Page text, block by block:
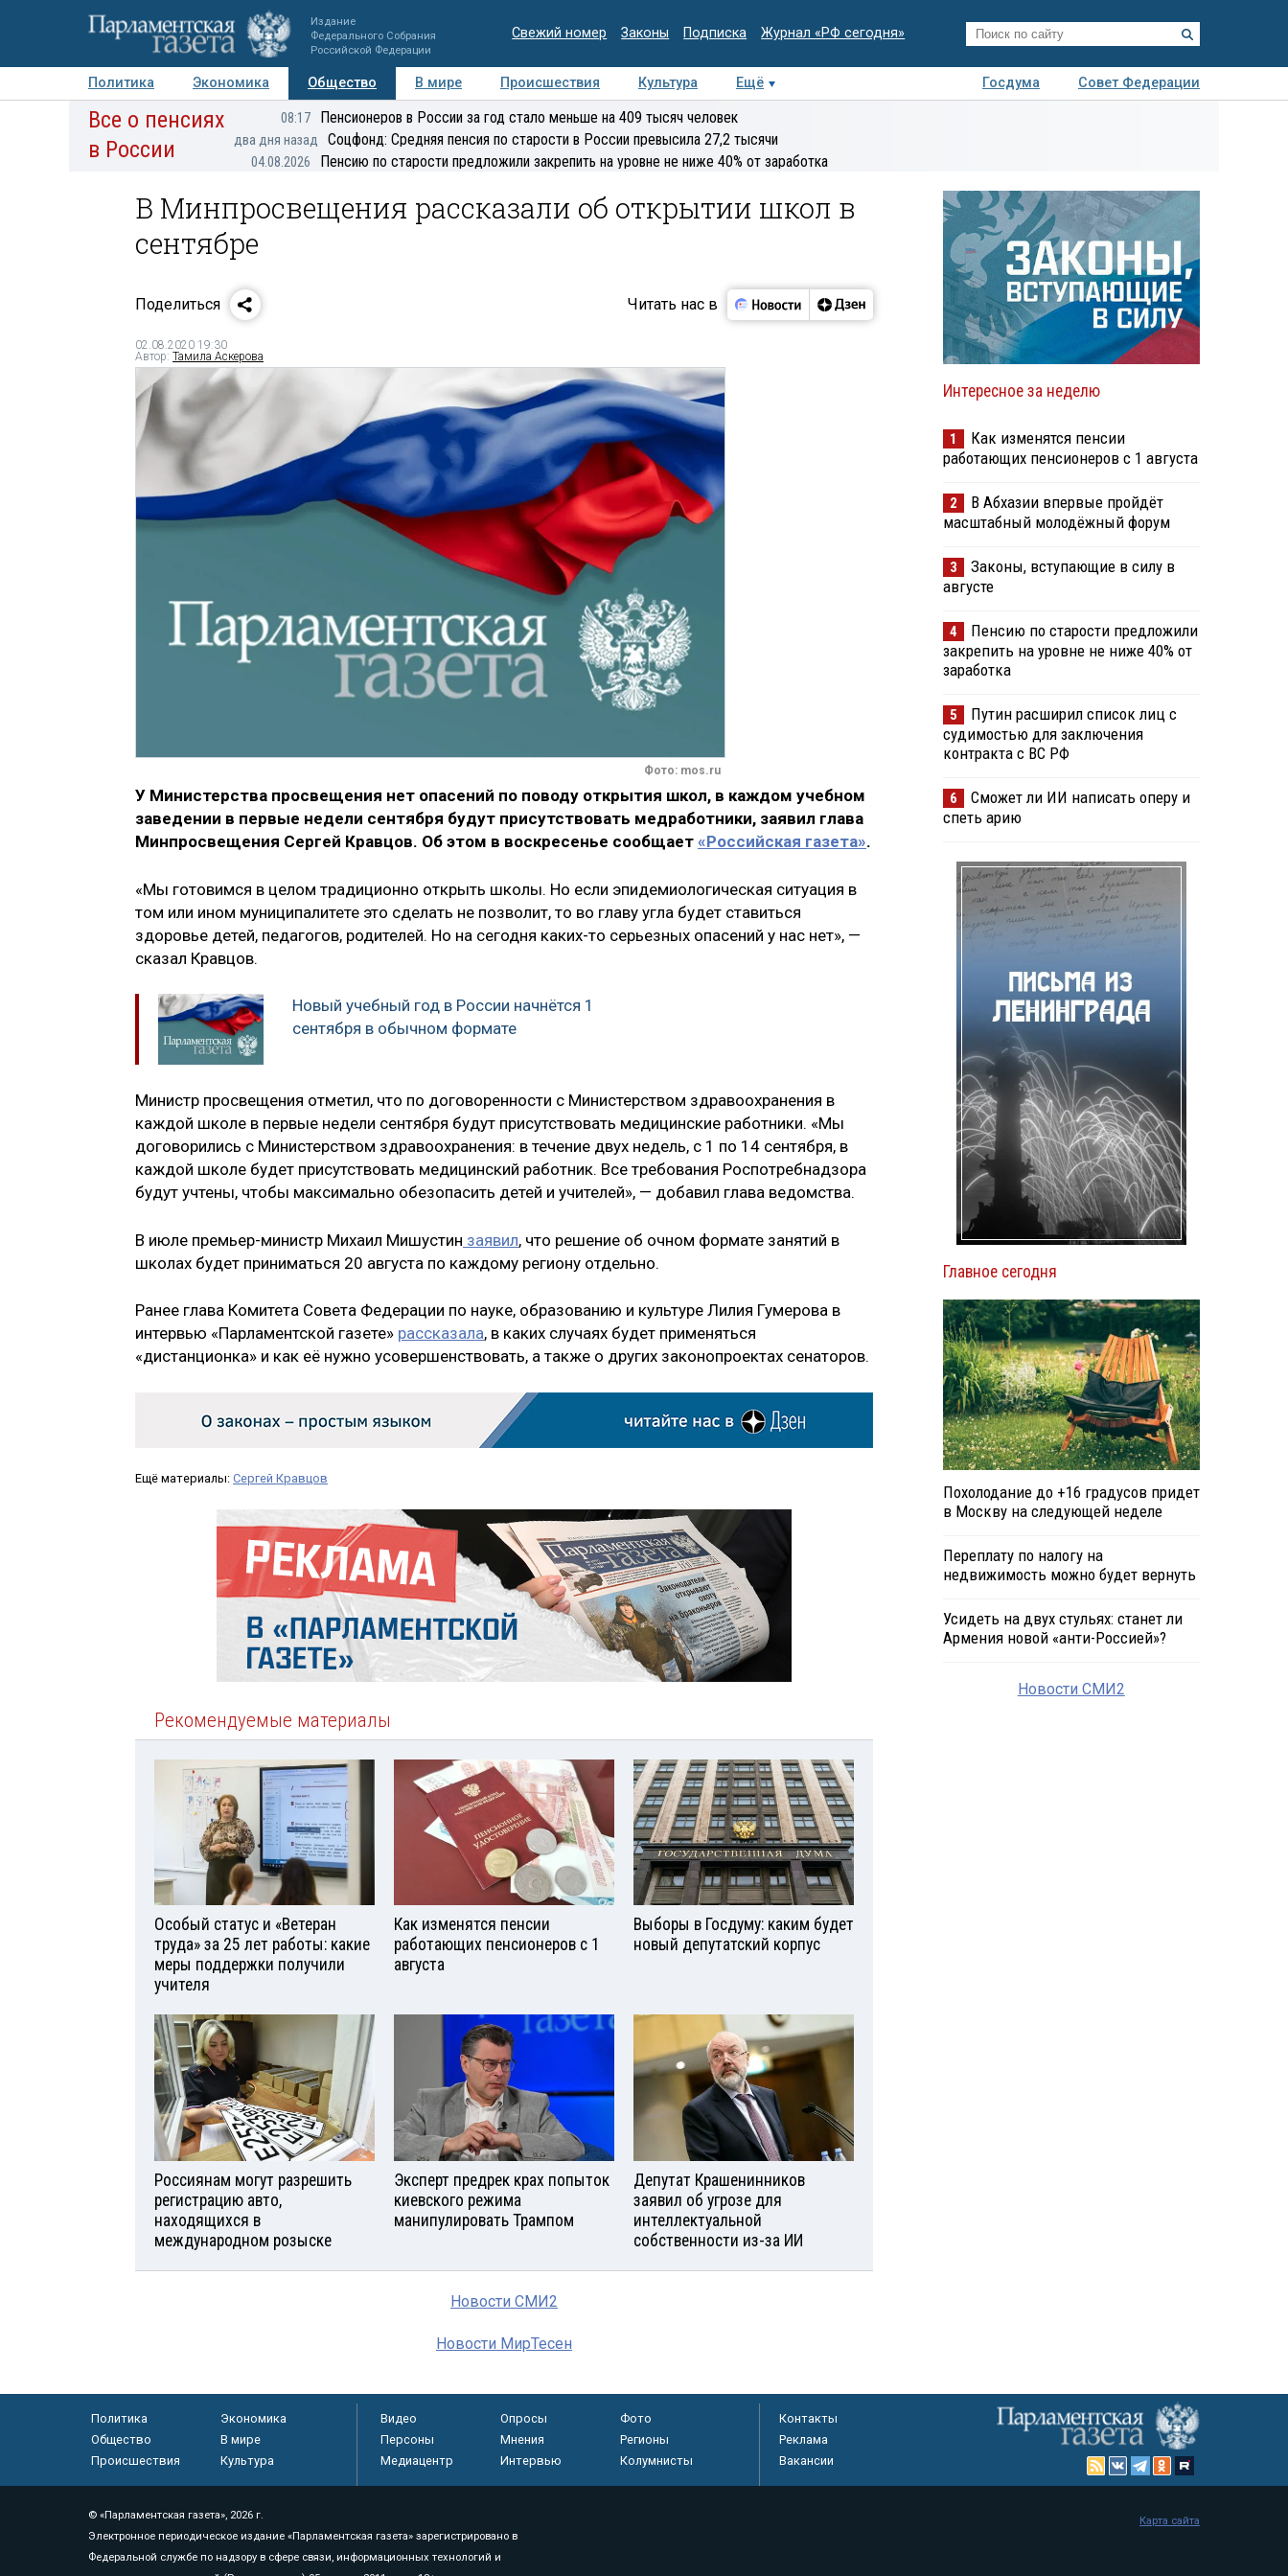
Издание
Федерального Собрания
Российской Федерации
Свежий номер Законы Подписка Журнал «РФ сегодня»
Политика Экономика Общество В мире Происшествия Культура Ещё Госдума
Совет Федерации
Авторы Персоны Мнения Регионы Медиацентр Интервью Колумнисты
Все о пенсиях
в России
08:17 Пенсионеров в России за год стало меньше на 409 тысяч человек
два дня назад Соцфонд: Средняя пенсия по старости в России превысила 27,2 тысячи
04.08.2026 Пенсию по старости предложили закрепить на уровне не ниже 40% от заработка
В Минпросвещения рассказали об открытии школ в
сентябре
Поделиться Читать нас в
02.08.2020 19:30
Автор: Тамила Аскерова
Фото: mos.ru
У Министерства просвещения нет опасений по поводу открытия школ, в каждом учебном
заведении в первые недели сентября будут присутствовать медработники, заявил глава
Минпросвещения Сергей Кравцов. Об этом в воскресенье сообщает «Российская газета».
«Мы готовимся в целом традиционно открыть школы. Но если эпидемиологическая ситуация в
том или ином муниципалитете это сделать не позволит, то во главу угла будет ставиться
здоровье детей, педагогов, родителей. Но на сегодня каких-то серьезных опасений у нас нет», —
сказал Кравцов.
Новый учебный год в России начнётся 1
сентября в обычном формате
Министр просвещения отметил, что по договоренности с Министерством здравоохранения в
каждой школе в первые недели сентября будут присутствовать медицинские работники. «Мы
договорились с Министерством здравоохранения: в течение двух недель, с 1 по 14 сентября, в
каждой школе будет присутствовать медицинский работник. Все требования Роспотребнадзора
будут учтены, чтобы максимально обезопасить детей и учителей», — добавил глава ведомства.
В июле премьер-министр Михаил Мишустин заявил, что решение об очном формате занятий в
школах будет приниматься 20 августа по каждому региону отдельно.
Ранее глава Комитета Совета Федерации по науке, образованию и культуре Лилия Гумерова в
интервью «Парламентской газете» рассказала, в каких случаях будет применяться
«дистанционка» и как её нужно усовершенствовать, а также о других законопроектах сенаторов.
Ещё материалы: Сергей Кравцов
Рекомендуемые материалы
Особый статус и «Ветеран
труда» за 25 лет работы: какие
меры поддержки получили
учителя
Как изменятся пенсии
работающих пенсионеров с 1
августа
Выборы в Госдуму: каким будет
новый депутатский корпус
Россиянам могут разрешить
регистрацию авто,
находящихся в
международном розыске
Эксперт предрек крах попыток
киевского режима
манипулировать Трампом
Депутат Крашенинников
заявил об угрозе для
интеллектуальной
собственности из-за ИИ
Новости СМИ2
Новости МирТесен
Интересное за неделю
1
Как изменятся пенсии
работающих пенсионеров с 1 августа
2
В Абхазии впервые пройдёт
масштабный молодёжный форум
3
Законы, вступающие в силу в
августе
4
Пенсию по старости предложили
закрепить на уровне не ниже 40% от
заработка
5
Путин расширил список лиц с
судимостью для заключения
контракта с ВС РФ
6
Сможет ли ИИ написать оперу и
спеть арию
Главное сегодня
Похолодание до +16 градусов придет
в Москву на следующей неделе
Переплату по налогу на
недвижимость можно будет вернуть
Усидеть на двух стульях: станет ли
Армения новой «анти-Россией»?
Новости СМИ2
Политика
Экономика
Общество
В мире
Происшествия
Культура
Видео Опросы
Фото
Персоны
Мнения
Регионы
Медиацентр
Интервью Колумнисты
Контакты
Реклама
Вакансии
© «Парламентская газета», 2026 г.
Электронное периодическое издание «Парламентская газета» зарегистрировано в
Федеральной службе по надзору в сфере связи, информационных технологий и
Карта сайта